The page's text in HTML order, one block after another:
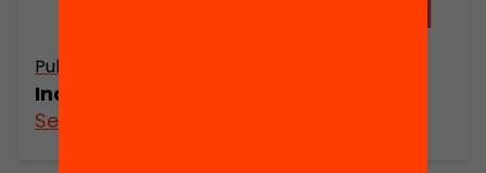
Publicació
Indicadors de l’educació a Catalunya
See more